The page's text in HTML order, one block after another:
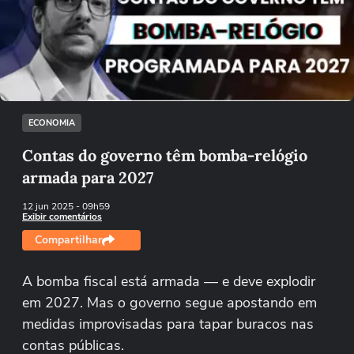
Não foi possível reproduzir o vídeo
Tentar novamente
ECONOMIA
Contas do governo têm bomba-relógio
armada para 2027
12 jun 2025- 09h59
Exibir comentários
Compartilhar
A bomba fiscal está armada — e deve explodir
em 2027. Mas o governo segue apostando em
medidas improvisadas para tapar buracos nas
contas públicas.